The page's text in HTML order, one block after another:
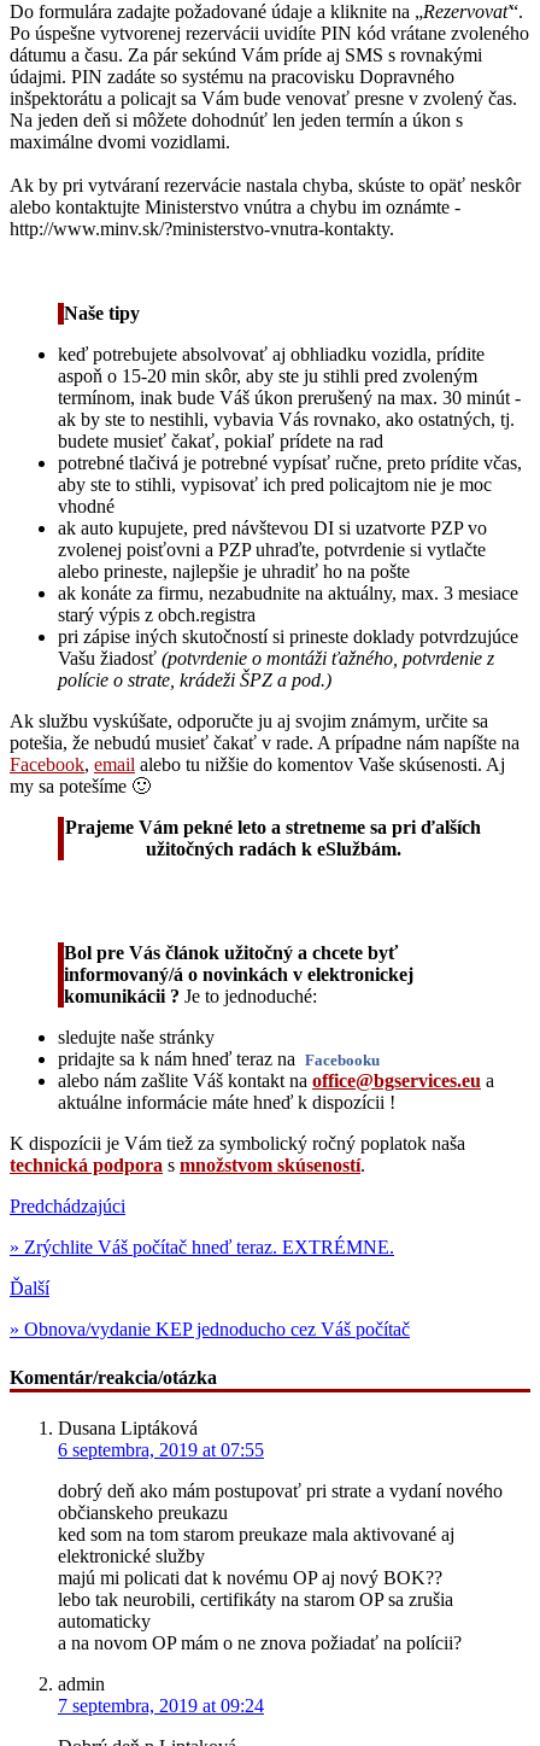
Do formulára zadajte požadované údaje a kliknite na „Rezervovať“.
Po úspešne vytvorenej rezervácii uvidíte PIN kód vrátane zvoleného
dátumu a času. Za pár sekúnd Vám príde aj SMS s rovnakými
údajmi. PIN zadáte so systému na pracovisku Dopravného
inšpektorátu a policajt sa Vám bude venovať presne v zvolený čas.
Na jeden deň si môžete dohodnúť len jeden termín a úkon s
maximálne dvomi vozidlami.
Ak by pri vytváraní rezervácie nastala chyba, skúste to opäť neskôr
alebo kontaktujte Ministerstvo vnútra a chybu im oznámte -
http://www.minv.sk/?ministerstvo-vnutra-kontakty.
Naše tipy
keď potrebujete absolvovať aj obhliadku vozidla, prídite
aspoň o 15-20 min skôr, aby ste ju stihli pred zvoleným
termínom, inak bude Váš úkon prerušený na max. 30 minút -
ak by ste to nestihli, vybavia Vás rovnako, ako ostatných, tj.
budete musieť čakať, pokiaľ prídete na rad
potrebné tlačivá je potrebné vypísať ručne, preto prídite včas,
aby ste to stihli, vypisovať ich pred policajtom nie je moc
vhodné
ak auto kupujete, pred návštevou DI si uzatvorte PZP vo
zvolenej poisťovni a PZP uhraďte, potvrdenie si vytlačte
alebo prineste, najlepšie je uhradiť ho na pošte
ak konáte za firmu, nezabudnite na aktuálny, max. 3 mesiace
starý výpis z obch.registra
pri zápise iných skutočností si prineste doklady potvrdzujúce
Vašu žiadosť (potvrdenie o montáži ťažného, potvrdenie z
polície o strate, krádeži ŠPZ a pod.)
Ak službu vyskúšate, odporučte ju aj svojim známym, určite sa
potešia, že nebudú musieť čakať v rade. A prípadne nám napíšte na
Facebook, email alebo tu nižšie do komentov Vaše skúsenosti. Aj
my sa potešíme 🙂
Prajeme Vám pekné leto a stretneme sa pri ďalších
užitočných radách k eSlužbám.
Bol pre Vás článok užitočný a chcete byť
informovaný/á o novinkách v elektronickej
komunikácii ? Je to jednoduché:
sledujte naše stránky
pridajte sa k nám hneď teraz na Facebooku
alebo nám zašlite Váš kontakt na office@bgservices.eu a
aktuálne informácie máte hneď k dispozícii !
K dispozícii je Vám tiež za symbolický ročný poplatok naša
technická podpora s množstvom skúseností.
Predchádzajúci
» Zrýchlite Váš počítač hneď teraz. EXTRÉMNE.
Ďalší
» Obnova/vydanie KEP jednoducho cez Váš počítač
Komentár/reakcia/otázka
Dusana Liptáková
6 septembra, 2019 at 07:55
dobrý deň ako mám postupovať pri strate a vydaní nového
občianskeho preukazu
ked som na tom starom preukaze mala aktivované aj
elektronické služby
majú mi policati dat k novému OP aj nový BOK??
lebo tak neurobili, certifikáty na starom OP sa zrušia
automaticky
a na novom OP mám o ne znova požiadať na polícii?
admin
7 septembra, 2019 at 09:24